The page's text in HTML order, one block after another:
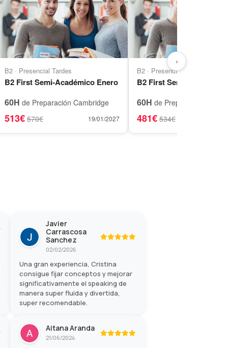
B2 · Presencial Tardes
B2 First Semi-Académico Enero
60H de Preparación Cambridge
513€ 570€ 19/01/2027
B2 · Presencial Tardes
B2 First Semi-
60H de Preparación
481€ 534€
›
Javier
Carrascosa
Sanchez
02/02/2026
Una gran experiencia, Cristina
consigue fijar conceptos y mejorar
significativamente el speaking de
manera super fluida y divertida,
super recomendable.
Aitana Aranda
21/06/2024